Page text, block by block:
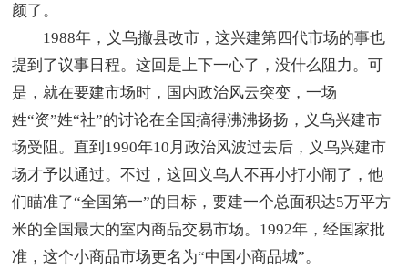
颜了。
1988年，义乌撤县改市，这兴建第四代市场的事也
提到了议事日程。这回是上下一心了，没什么阻力。可
是，就在要建市场时，国内政治风云突变，一场
姓“资”姓“社”的讨论在全国搞得沸沸扬扬，义乌兴建市
场受阻。直到1990年10月政治风波过去后，义乌兴建市
场才予以通过。不过，这回义乌人不再小打小闹了，他
们瞄准了“全国第一”的目标，要建一个总面积达5万平方
米的全国最大的室内商品交易市场。1992年，经国家批
准，这个小商品市场更名为“中国小商品城”。